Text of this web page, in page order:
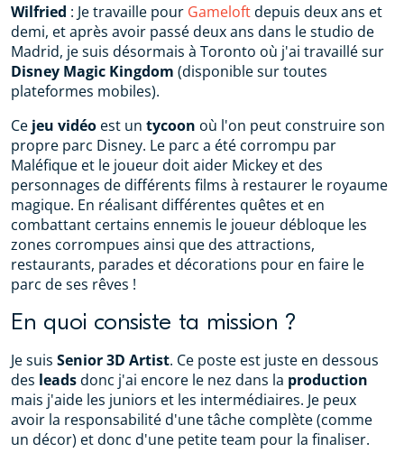
Wilfried : Je travaille pour Gameloftdepuis deux ans et
demi, et après avoir passé deux ans dans le studio de
Madrid, je suis désormais à Toronto où j'ai travaillé sur
Disney Magic Kingdom (disponible sur toutes
plateformes mobiles).
Ce jeu vidéo est un tycoon où l'on peut construire son
propre parc Disney. Le parc a été corrompu par
Maléfique et le joueur doit aider Mickey et des
personnages de différents films à restaurer le royaume
magique. En réalisant différentes quêtes et en
combattant certains ennemis le joueur débloque les
zones corrompues ainsi que des attractions,
restaurants, parades et décorations pour en faire le
parc de ses rêves !
En quoi consiste ta mission ?
Je suis Senior 3D Artist. Ce poste est juste en dessous
des leadsdonc j'ai encore le nez dans la production
mais j'aide les juniors et les intermédiaires. Je peux
avoir la responsabilité d'une tâche complète (comme
un décor) et donc d'une petite team pour la finaliser.